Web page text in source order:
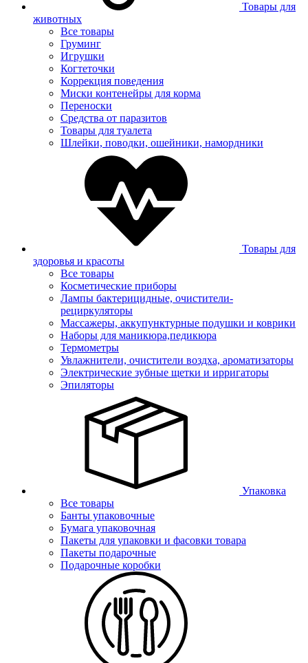
Товары для
животных
Все товары
Груминг
Игрушки
Когтеточки
Коррекция поведения
Миски контенейры для корма
Переноски
Средства от паразитов
Товары для туалета
Шлейки, поводки, ошейники, намордники
Товары для
здоровья и красоты
Все товары
Косметические приборы
Лампы бактерицидные, очистители-
рециркуляторы
Массажеры, аккупунктурные подушки и коврики
Наборы для маникюра,педикюра
Термометры
Увлажнители, очистители воздха, ароматизаторы
Электрические зубные щетки и ирригаторы
Эпиляторы
Упаковка
Все товары
Банты упаковочные
Бумага упаковочная
Пакеты для упаковки и фасовки товара
Пакеты подарочные
Подарочные коробки